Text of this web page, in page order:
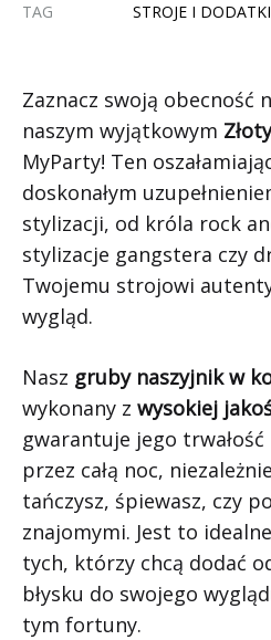
TAG
STROJE I DODATKI
Zaznacz swoją obecność
naszym wyjątkowym
MyParty! Ten
doskonałym
stylizacji, od króla rock
stylizacje gangstera czy
Twojemu strojowi
wygląd.
Nasz gruby naszyjnik w
wykonany z wysokiej
gwarantuje jego
przez całą noc,
tańczysz, śpiewasz, czy
znajomymi. Jest to
tych, którzy chcą dodać
błysku do swojego
tym fortuny.